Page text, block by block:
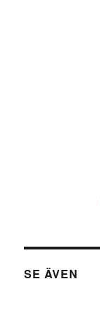
SE ÄVEN